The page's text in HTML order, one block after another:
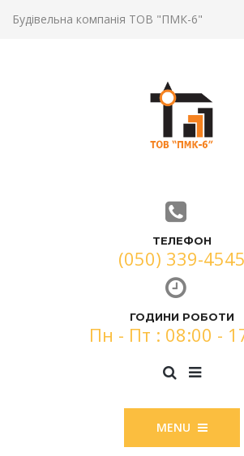
Будівельна компанія ТОВ "ПМК-6"
ТЕЛЕФОН
(050) 339-4545
ГОДИНИ РОБОТИ
Пн - Пт : 08:00 -
MENU